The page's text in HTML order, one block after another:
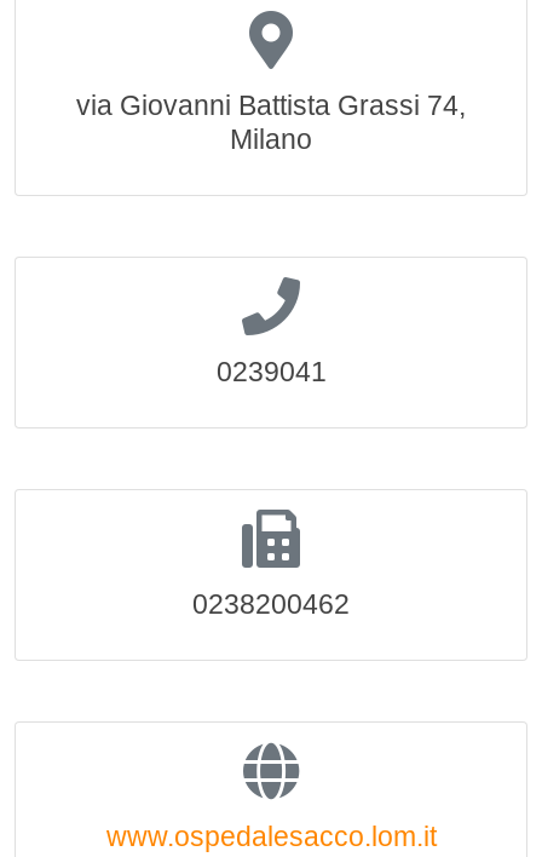
via Giovanni Battista Grassi 74,
Milano
0239041
0238200462
www.ospedalesacco.lom.it